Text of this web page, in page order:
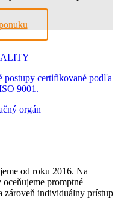
postupy certifikované podľa
9001.
orgán
od roku 2016. Na
promptné
zároveň individuálny prístup